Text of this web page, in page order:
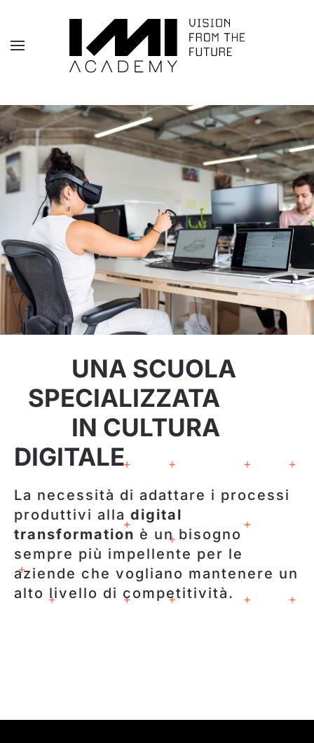
Skip to main content
UNA SCUOLA
SPECIALIZZATA
IN CULTURA
DIGITALE
La necessità di adattare i processi
produttivi alla digital
transformation è un bisogno
sempre più impellente per le
aziende che vogliano mantenere un
alto livello di competitività.